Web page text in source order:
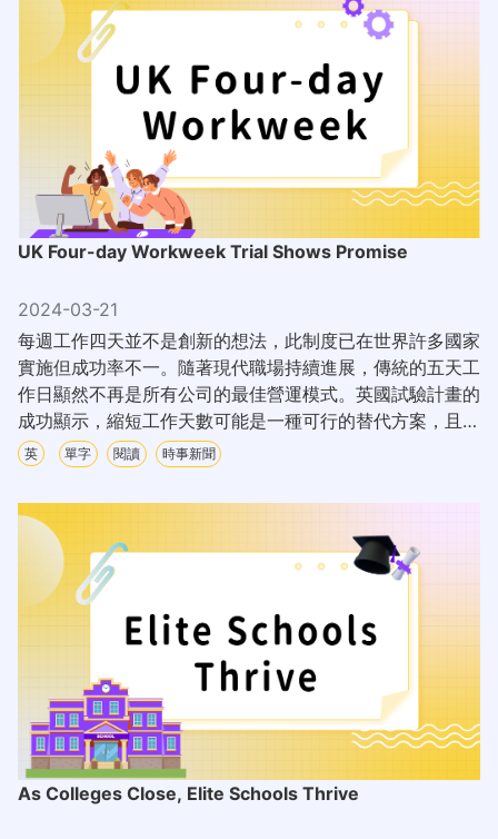
UK Four-day Workweek Trial Shows Promise
2024-03-21
每週工作四天並不是創新的想法，此制度已在世界許多國家
實施但成功率不一。隨著現代職場持續進展，傳統的五天工
作日顯然不再是所有公司的最佳營運模式。英國試驗計畫的
成功顯示，縮短工作天數可能是一種可行的替代方案，且對
雇主和員工都有利。
英 單字 閱讀 時事新聞
As Colleges Close, Elite Schools Thrive